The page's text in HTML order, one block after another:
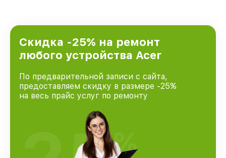
Скидка -25% на ремонт
любого устройства Acer
По предварительной записи с сайта,
предоставляем скидку в размере -25%
на весь прайс услуг по ремонту
%